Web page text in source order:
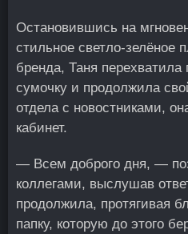
Остановившись на
стильное светло-зелёное
бренда, Таня перехватила
сумочку и продолжила
отдела с новостниками,
кабинет.
— Всем доброго дня, —
коллегами, выслушав
продолжила, протягивая
папку, которую до этого